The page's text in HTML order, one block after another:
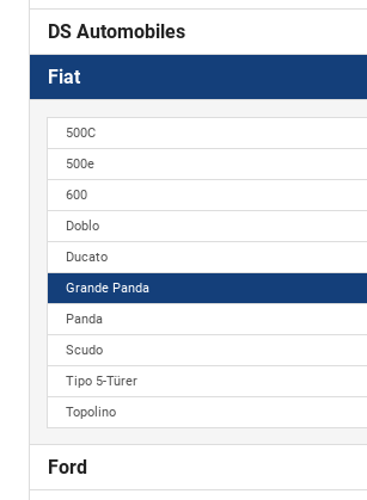
DS Automobiles
Fiat
500C
500e
600
Doblo
Ducato
Grande Panda
Panda
Scudo
Tipo 5-Türer
Topolino
Ford